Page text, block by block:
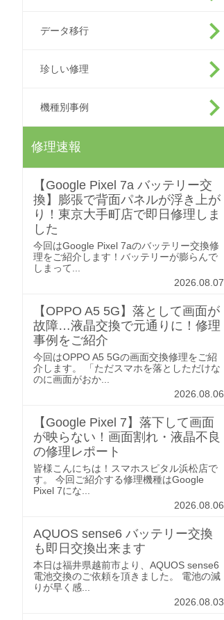
データ移行
珍しい修理
機種別事例
修理速報
【Google Pixel 7a バッテリー交
換】膨張で背面パネルが浮き上が
り！東京大手町店で即日修理しま
した
今回はGoogle Pixel 7aのバッテリー交換修
理をご紹介します！バッテリーが膨らんで
しまって...
2026.08.07
【OPPO A5 5G】落として画面が
故障…液晶交換で元通りに！修理
事例をご紹介
今回はOPPO A5 5Gの画面交換修理をご紹
介します。 「ただスマホを落としただけな
のに画面がおか...
2026.08.06
【Google Pixel 7】落下して画面
が映らない！画面割れ・液晶不良
の修理レポート
皆様こんにちは！スマホスピタル浜松店で
す。 今回ご紹介する修理機種はGoogle
Pixel 7にな...
2026.08.06
AQUOS sense6 バッテリー交換
も即日交換出来ます
本日は福井県越前市より、AQUOS sense6
電池交換のご依頼を頂きました。 電池の減
りが早く感...
2026.08.03